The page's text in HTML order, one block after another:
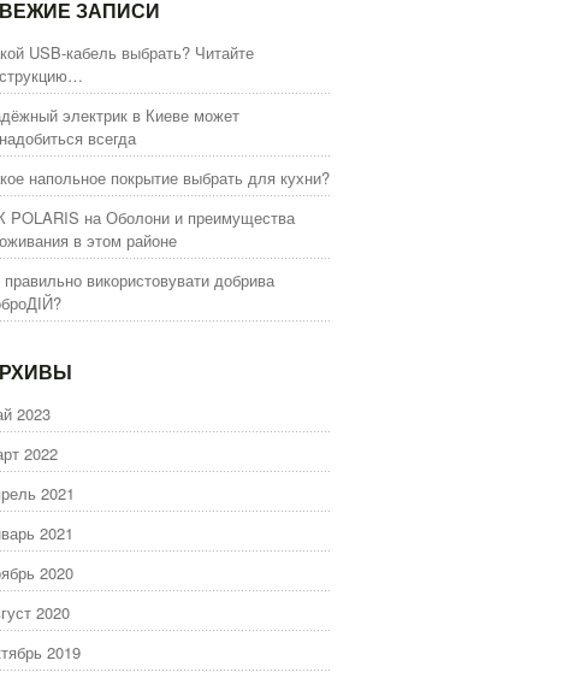
ЗАПИСИ
USB-кабель выбрать? Читайте
электрик в Киеве может
всегда
напольное покрытие выбрать для кухни?
POLARIS на Оболони и преимущества
в этом районе
правильно використовувати добрива
2023
2022
2021
2021
2020
2020
2019